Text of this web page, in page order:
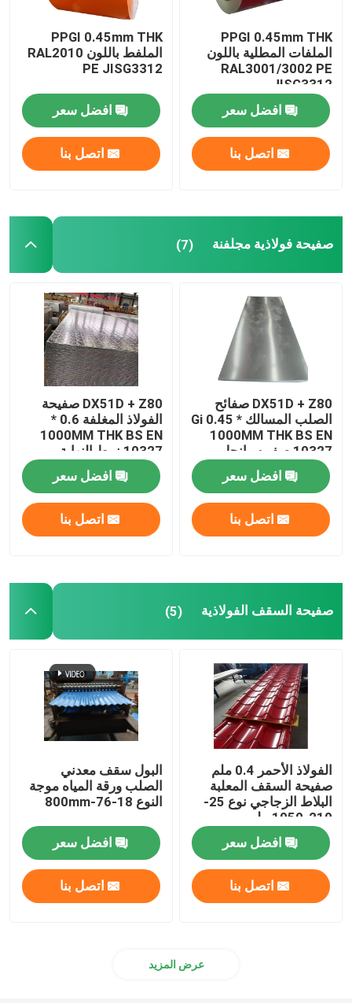
جولة في المصنع
مراقبة الجودة
اتصل بنا
لوحة ورقة الفولاذ المقاوم للصدأ
لفائف مغلفة بالألوان
صفيحة السقف الفولاذية
لفائف الفولاذ المغلف
صفائح الفولاذ المقاوم للصدأ 316L
أنبوب دائري من الفولاذ المقاوم للصدأ
أنبوب مربع من الفولاذ المقاوم للصدأ
شريط دائري من الفولاذ المقاوم للصدأ
صفيحة من الصلب الكربوني
لفائف الصلب الكربوني
أنبوب من الصلب الكاربوني
PPGI 0.45mm THK
الملفات المطلية باللون
RAL3001/3002 PE
JISG3312
افضل سعر
اتصل بنا
PPGI 0.45mm THK
الملفط باللون RAL2010
PE JISG3312
افضل سعر
اتصل بنا
صفيحة فولاذية مجلفنة (7)
DX51D + Z80 صفائح
الصلب المسالك Gi 0.45 *
1000MM THK BS EN
10327 صفر سبانجل
افضل سعر
اتصل بنا
DX51D + Z80 صفيحة
الفولاذ المغلفة 0.6 *
1000MM THK BS EN
10327 نمط النهاية
افضل سعر
اتصل بنا
صفيحة السقف الفولاذية (5)
الفولاذ الأحمر 0.4 ملم
صفيحة السقف المعلبة
البلاط الزجاجي نوع 25-
210-1050 ملم
افضل سعر
اتصل بنا
البول سقف معدني
الصلب ورقة المياه موجة
النوع 18-76-800mm
افضل سعر
اتصل بنا
عرض المزيد